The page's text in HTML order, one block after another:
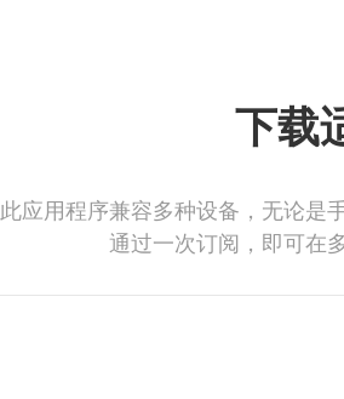
下载
此应用程序兼容多种设备，无论是
通过一次订阅，即可在